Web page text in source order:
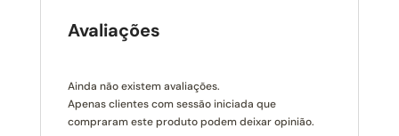
Avaliações
Ainda não existem avaliações.
Apenas clientes com sessão iniciada que
compraram este produto podem deixar opinião.